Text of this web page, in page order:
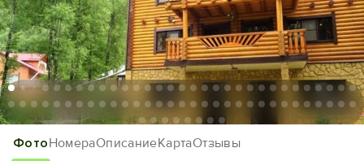
История просмотра
Добавить свой объект
ФотоНомераОписаниеКартаОтзывы
1/70